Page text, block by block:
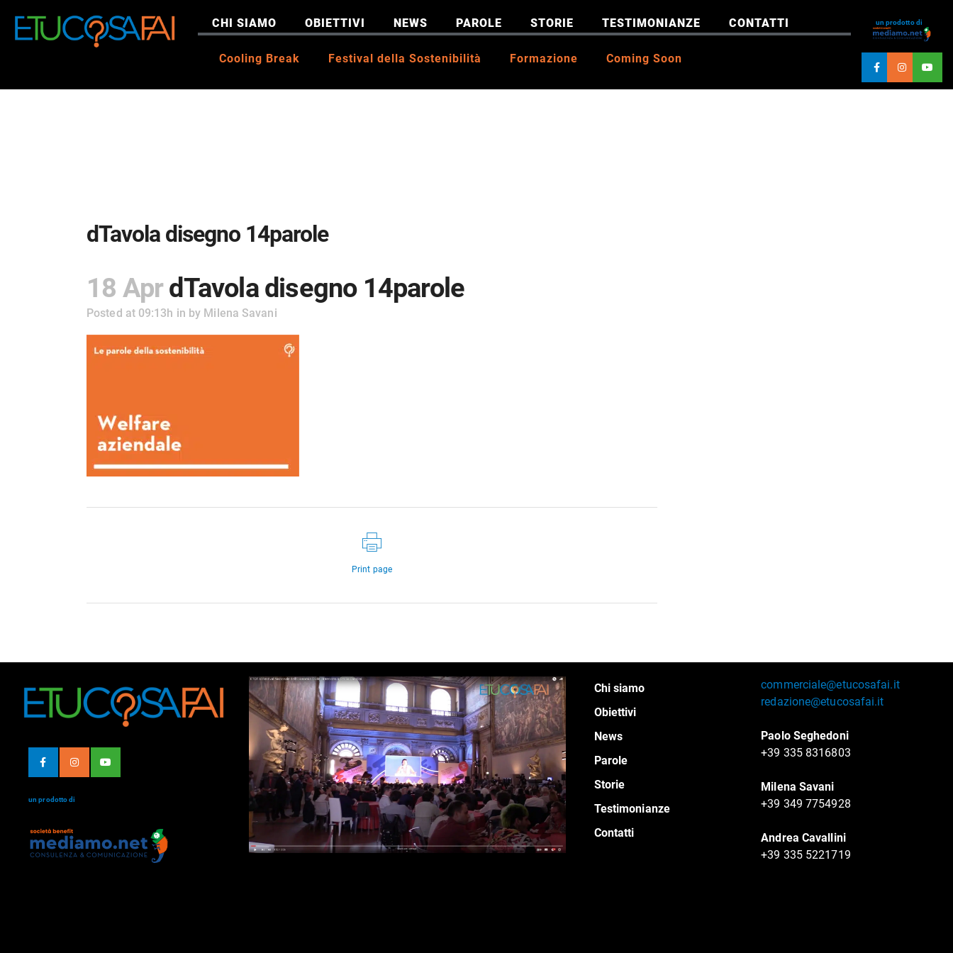
CHI SIAMO OBIETTIVI NEWS PAROLE STORIE TESTIMONIANZE CONTATTI
Cooling Break Festival della Sostenibilità Formazione Coming Soon
un prodotto di
dTavola disegno 14parole
18 AprdTavola disegno 14parole
Posted at 09:13h in by Milena Savani
Print page
un prodotto di
Chi siamo
Obiettivi
News
Parole
Storie
Testimonianze
Contatti
commerciale@etucosafai.it
redazione@etucosafai.it
Paolo Seghedoni
+39 335 8316803
Milena Savani
+39 349 7754928
Andrea Cavallini
+39 335 5221719